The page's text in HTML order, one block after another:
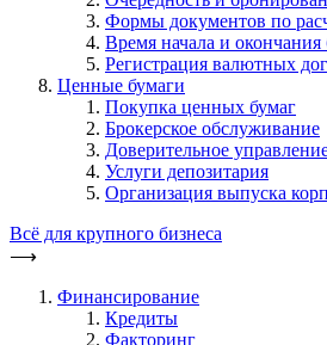
Формы документов по
Время начала и окончания
Регистрация валютных
Ценные бумаги
Покупка ценных бумаг
Брокерское обслуживание
Доверительное
Услуги депозитария
Организация выпуска
Всё для крупного бизнеса
⟶
Финансирование
Кредиты
Факторинг